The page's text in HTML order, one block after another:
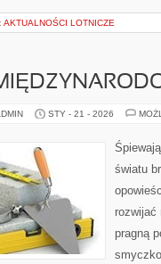
AKTUALNOŚCI LOTNICZE
STY - 21 - 2026
światu
pragną